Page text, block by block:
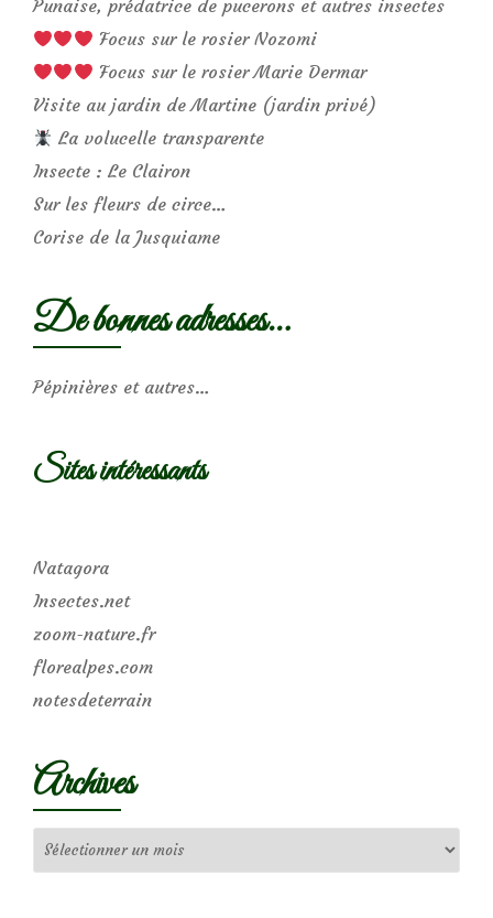
Punaise, prédatrice de pucerons et autres insectes
Focus sur le rosier Nozomi
Focus sur le rosier Marie Dermar
Visite au jardin de Martine (jardin privé)
La volucelle transparente
Insecte : Le Clairon
Sur les fleurs de circe…
Corise de la Jusquiame
De bonnes adresses…
Pépinières et autres…
Sites intéressants
Natagora
Insectes.net
zoom-nature.fr
florealpes.com
notesdeterrain
Archives